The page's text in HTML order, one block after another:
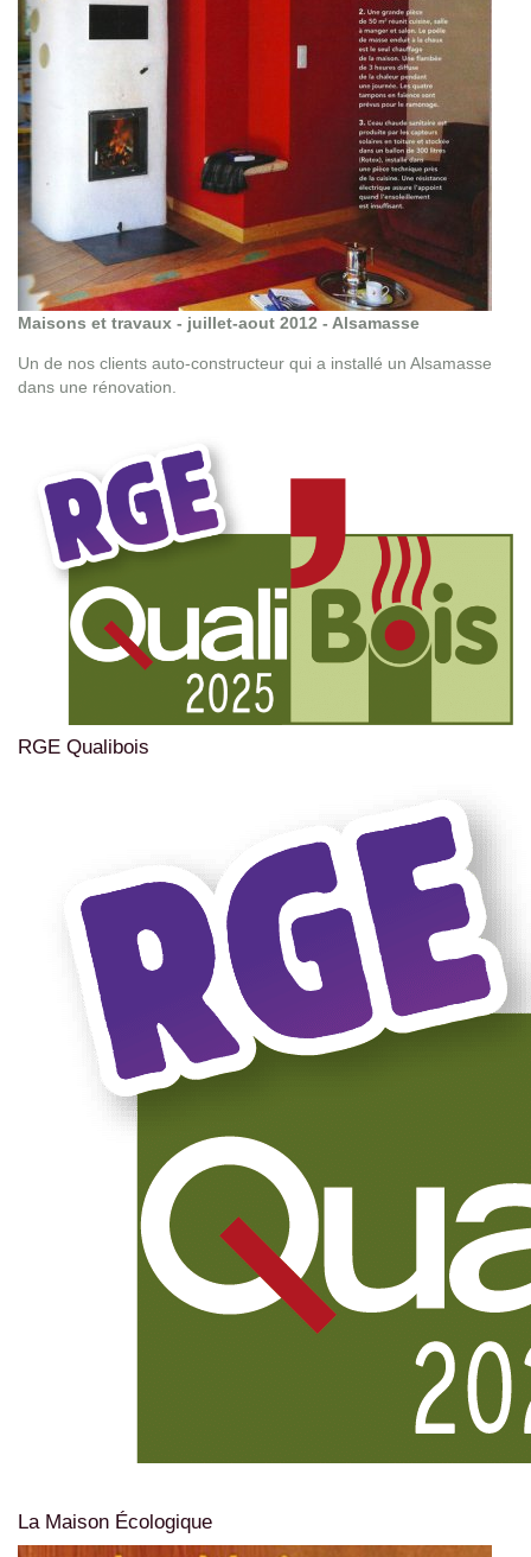
Maisons et travaux - juillet-aout 2012 - Alsamasse
Un de nos clients auto-constructeur qui a installé un Alsamasse
dans une rénovation.
RGE Qualibois
La Maison Écologique